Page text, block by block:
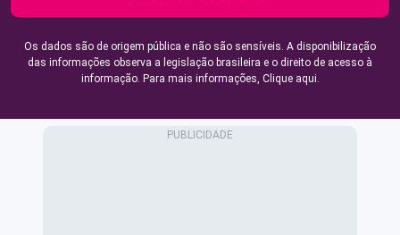
Os dados são de origem pública e não são sensíveis. A disponibilização
das informações observa a legislação brasileira e o direito de acesso à
informação. Para mais informações, Clique aqui.